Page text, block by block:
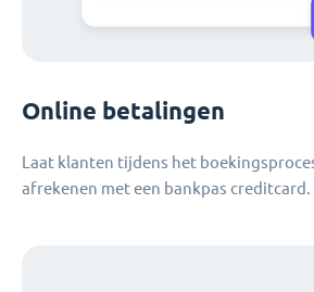
Online betalingen
Laat klanten tijdens het
afrekenen met een bankpas creditcard.